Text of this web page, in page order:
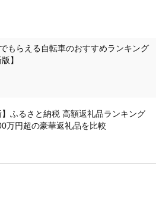
もらえる自転車のおすすめランキング
】
】ふるさと納税 高額返礼品ランキング
万円超の豪華返礼品を比較